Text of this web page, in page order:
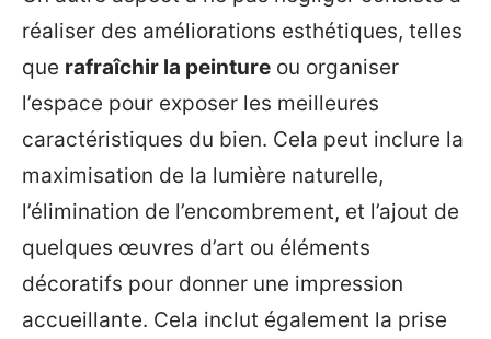
réaliser des améliorations esthétiques, telles
que rafraîchir la peinture ou organiser
l’espace pour exposer les meilleures
caractéristiques du bien. Cela peut inclure la
maximisation de la lumière naturelle,
l’élimination de l’encombrement, et l’ajout de
quelques œuvres d’art ou éléments
décoratifs pour donner une impression
accueillante. Cela inclut également la prise